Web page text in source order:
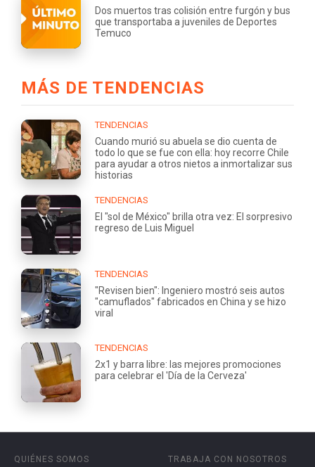
Dos muertos tras colisión entre furgón y bus
que transportaba a juveniles de Deportes
Temuco
MÁS DE TENDENCIAS
TENDENCIAS
Cuando murió su abuela se dio cuenta de
todo lo que se fue con ella: hoy recorre Chile
para ayudar a otros nietos a inmortalizar sus
historias
TENDENCIAS
El "sol de México" brilla otra vez: El sorpresivo
regreso de Luis Miguel
TENDENCIAS
"Revisen bien": Ingeniero mostró seis autos
"camuflados" fabricados en China y se hizo
viral
TENDENCIAS
2x1 y barra libre: las mejores promociones
para celebrar el 'Día de la Cerveza'
QUIÉNES SOMOS
TRABAJA CON NOSOTROS